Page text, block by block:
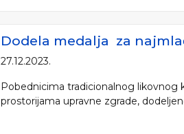
Dodela medalja za
27.12.2023.
Pobednicima tradicionalnog likovnog
prostorijama upravne zgrade,